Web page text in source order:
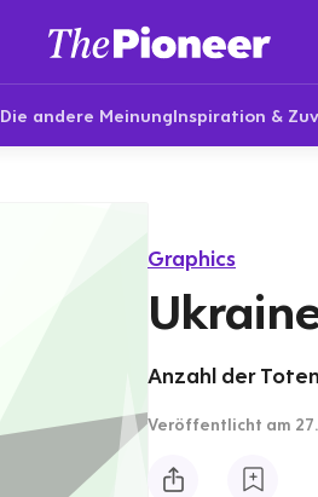
Die andere MeinungInspiration &
Graphics
Anzahl der
Veröffentlicht am